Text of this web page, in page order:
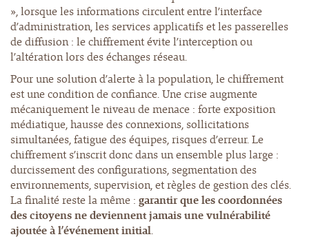
», lorsque les informations circulent entre l’interface
d’administration, les services applicatifs et les passerelles
de diffusion : le chiffrement évite l’interception ou
l’altération lors des échanges réseau.
Pour une solution d’alerte à la population, le chiffrement
est une condition de confiance. Une crise augmente
mécaniquement le niveau de menace : forte exposition
médiatique, hausse des connexions, sollicitations
simultanées, fatigue des équipes, risques d’erreur. Le
chiffrement s’inscrit donc dans un ensemble plus large :
durcissement des configurations, segmentation des
environnements, supervision, et règles de gestion des clés.
La finalité reste la même : garantir que les coordonnées
des citoyens ne deviennent jamais une vulnérabilité
ajoutée à l’événement initial.